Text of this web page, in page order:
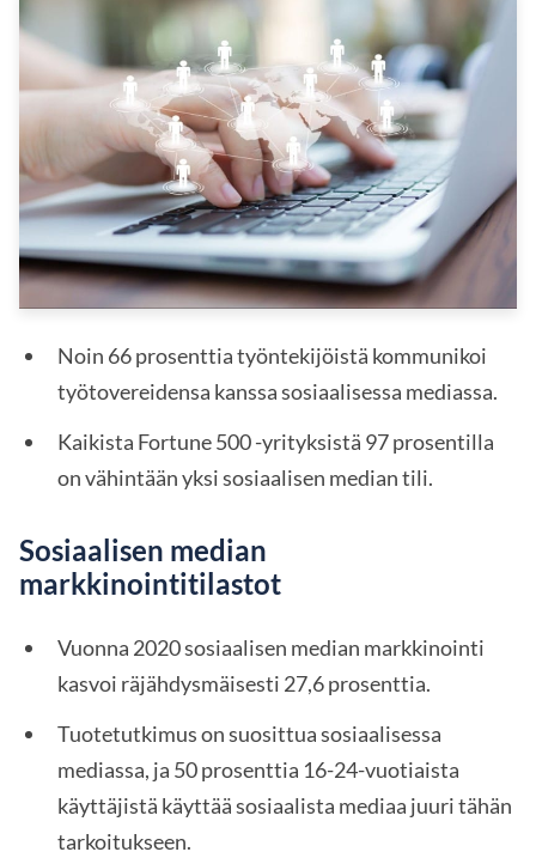
Noin 66 prosenttia työntekijöistä kommunikoi
työtovereidensa kanssa sosiaalisessa mediassa.
Kaikista Fortune 500 -yrityksistä 97 prosentilla
on vähintään yksi sosiaalisen median tili.
Sosiaalisen median
markkinointitilastot
Vuonna 2020 sosiaalisen median markkinointi
kasvoi räjähdysmäisesti 27,6 prosenttia.
Tuotetutkimus on suosittua sosiaalisessa
mediassa, ja 50 prosenttia 16-24-vuotiaista
käyttäjistä käyttää sosiaalista mediaa juuri tähän
tarkoitukseen.